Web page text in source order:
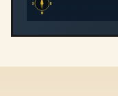
Ю
З
В